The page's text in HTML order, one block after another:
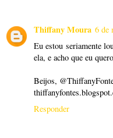
Thiffany Moura 6 de
Eu estou seriamente
ela, e acho que eu
Beijos,
Responder